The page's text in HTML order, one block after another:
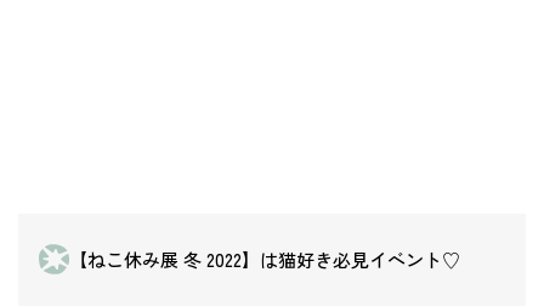
【ねこ休み展 冬 2022】は猫好き必見イベント♡